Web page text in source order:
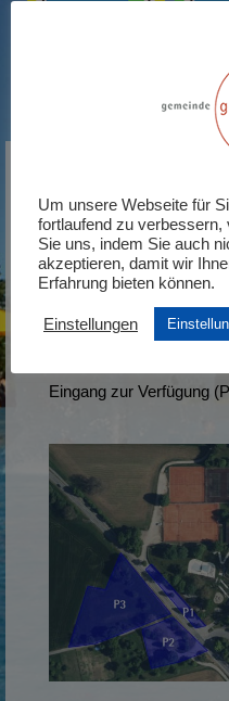
Den Besuchern des
stehen kostenlose
sind in der
Eingang zur Verfügung
Um unsere Webseite für
fortlaufend zu
Sie uns, indem Sie auch
akzeptieren, damit wir
Erfahrung bieten können.
Einstellungen